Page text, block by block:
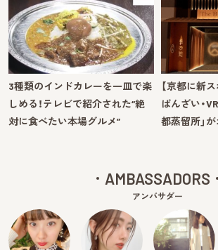
3種類のインドカレーを一皿で楽
しめる！テレビで紹介された“絶
対に食べたい本場グルメ”
【京都に新
ばんざい・
都蒸留所」
AMBASSADORS
アンバサダー